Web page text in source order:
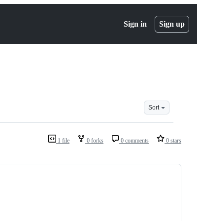
Sign in Sign up
Sort
1 file 0 forks 0 comments 0 stars